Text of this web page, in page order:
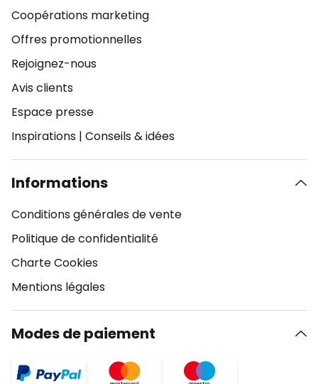
Coopérations marketing
Offres promotionnelles
Rejoignez-nous
Avis clients
Espace presse
Inspirations | Conseils & idées
Informations
Conditions générales de vente
Politique de confidentialité
Charte Cookies
Mentions légales
Modes de paiement